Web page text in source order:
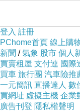
【超值2組】Kiret 日
學習筷 訓練筷 練習筷
人性設計 筷頭扁平 寶
登入 註冊
PChome首頁 線上購
新聞 /氣象 股市 個人
買賣租屋 支付連 國際
買車 旅行團 汽車險推
一元簡訊 直播達人 數
買網址 虛擬主機 企業
廣告刊登 隱私權聲明